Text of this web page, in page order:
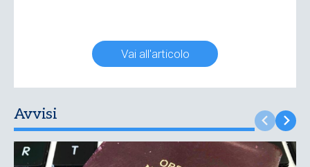
Vai all'articolo
Avvisi